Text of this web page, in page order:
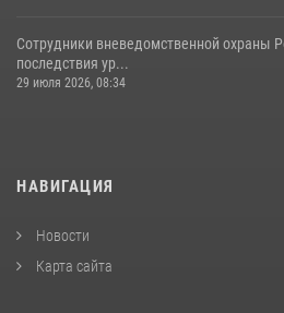
Сотрудники вневедомственной охраны
последствия ур...
29 июля 2026, 08:34
НАВИГАЦИЯ
Новости
Карта сайта